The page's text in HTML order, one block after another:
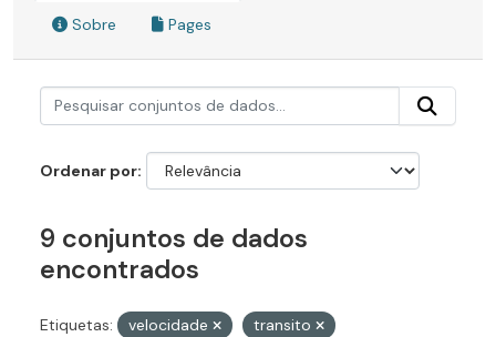
Sobre Pages
Ordenar por
9 conjuntos de dados
encontrados
Etiquetas: velocidade
transito